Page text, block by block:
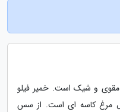
و شیک است. خمیر فیلو
مرغ کاسه ای است. از سس